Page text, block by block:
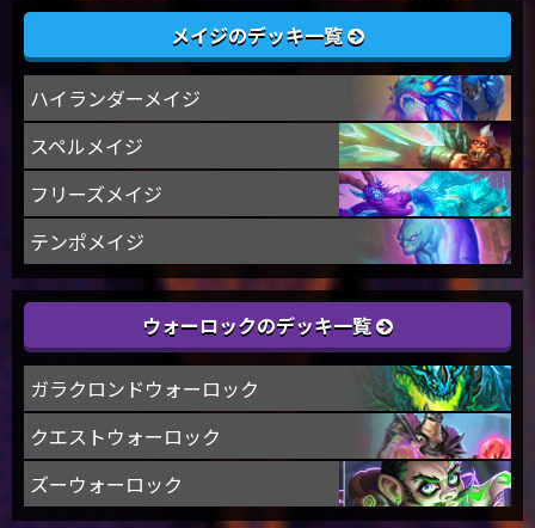
メイジのデッキ一覧
ハイランダーメイジ
スペルメイジ
フリーズメイジ
テンポメイジ
ウォーロックのデッキ一覧
ガラクロンドウォーロック
クエストウォーロック
ズーウォーロック